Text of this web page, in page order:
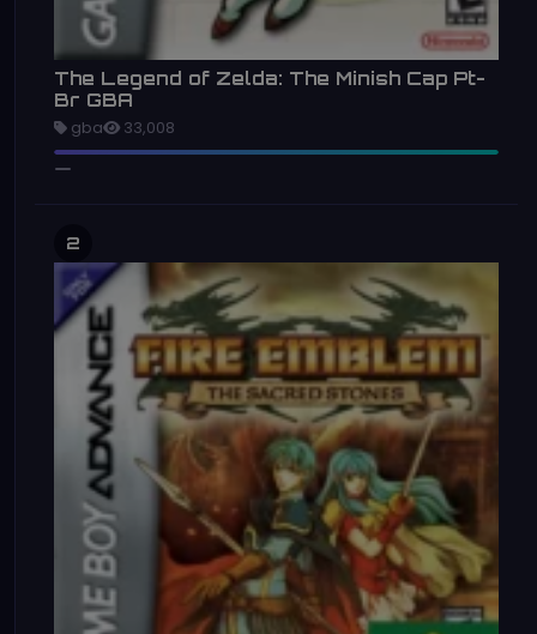
The Legend of Zelda: The Minish Cap Pt-
Br GBA
gba 33,008
2